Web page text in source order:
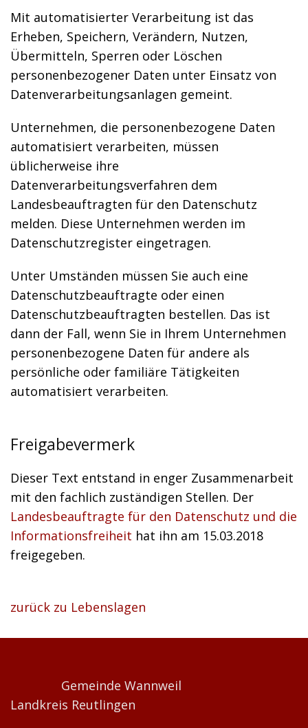
Mit automatisierter Verarbeitung ist das
Erheben, Speichern, Verändern, Nutzen,
Übermitteln, Sperren oder Löschen
personenbezogener Daten unter Einsatz von
Datenverarbeitungsanlagen gemeint.
Unternehmen, die personenbezogene Daten
automatisiert verarbeiten, müssen
üblicherweise ihre
Datenverarbeitungsverfahren dem
Landesbeauftragten für den Datenschutz
melden. Diese Unternehmen werden im
Datenschutzregister eingetragen.
Unter Umständen müssen Sie auch eine
Datenschutzbeauftragte oder einen
Datenschutzbeauftragten bestellen. Das ist
dann der Fall, wenn Sie in Ihrem Unternehmen
personenbezogene Daten für andere als
persönliche oder familiäre Tätigkeiten
automatisiert verarbeiten.
Freigabevermerk
Dieser Text entstand in enger Zusammenarbeit
mit den fachlich zuständigen Stellen. Der
Landesbeauftragte für den Datenschutz und die
Informationsfreiheit hat ihn am 15.03.2018
freigegeben.
zurück zu Lebenslagen
Gemeinde Wannweil
Landkreis Reutlingen